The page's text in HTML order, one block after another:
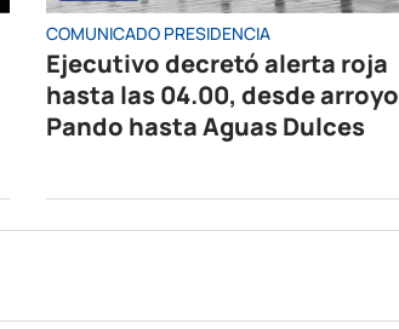
COMUNICADO PRESIDENCIA
Ejecutivo decretó alerta roja
hasta las 04.00, desde arroyo
Pando hasta Aguas Dulces